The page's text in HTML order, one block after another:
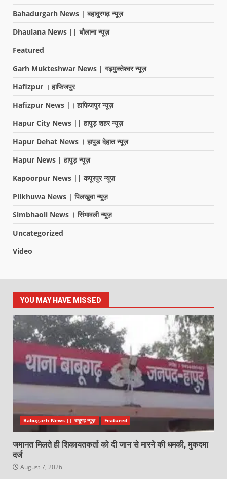
Bahadurgarh News | बहादुरगढ़ न्यूज़
Dhaulana News || धौलाना न्यूज़
Featured
Garh Mukteshwar News | गढ़मुक्तेश्वर न्यूज़
Hafizpur । हाफिजपुर
Hafizpur News |। हाफिजपुर न्यूज़
Hapur City News || हापुड़ शहर न्यूज़
Hapur Dehat News । हापुड देहात न्यूज़
Hapur News | हापुड़ न्यूज़
Kapoorpur News || कपूरपुर न्यूज़
Pilkhuwa News | पिलखुवा न्यूज़
Simbhaoli News । सिंभावली न्यूज़
Uncategorized
Video
YOU MAY HAVE MISSED
Babugarh News || बाबूगढ़ न्यूज़ Featured
जमानत मिलते ही शिकायतकर्ता को दी जान से मारने की धमकी, मुकदमा
दर्ज
August 7, 2026